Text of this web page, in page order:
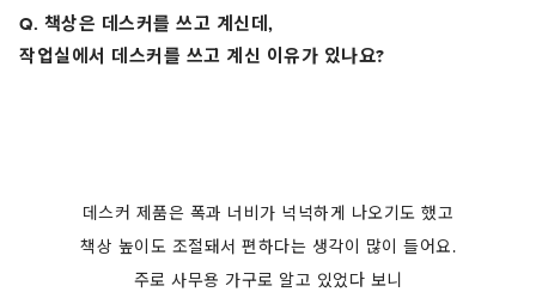
Q. 책상은 데스커를 쓰고 계신데,
작업실에서 데스커를 쓰고 계신 이유가 있나요?
데스커 제품은 폭과 너비가 넉넉하게 나오기도 했고
책상 높이도 조절돼서 편하다는 생각이 많이 들어요.
주로 사무용 가구로 알고 있었다 보니